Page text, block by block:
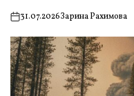
on31.07.2026Зарина Рахимова